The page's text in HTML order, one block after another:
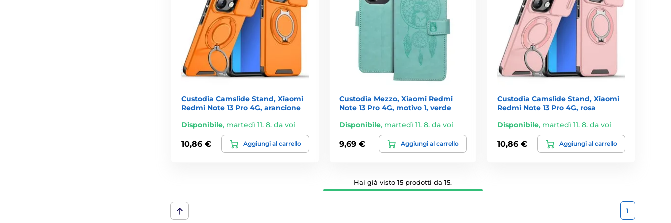
Custodia Camslide Stand, Xiaomi
Redmi Note 13 Pro 4G, arancione
Disponibile, martedì 11. 8. da voi
10,86 € Aggiungi al carrello
Custodia Mezzo, Xiaomi Redmi
Note 13 Pro 4G, motivo 1, verde
Disponibile, martedì 11. 8. da voi
9,69 € Aggiungi al carrello
Custodia Camslide Stand, Xiaomi
Redmi Note 13 Pro 4G, rosa
Disponibile, martedì 11. 8. da voi
10,86 € Aggiungi al carrello
Hai già visto 15 prodotti da 15.
1